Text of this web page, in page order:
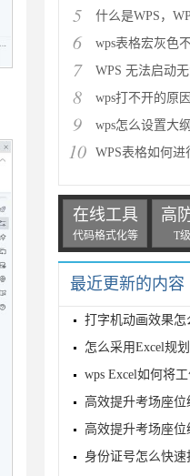
5 什么是WPS，
6 wps表格宏灰色不能使
7 WPS 无法启动无法
8 wps打不开的原
9 wps怎么设置大纲
10 WPS表格如何进
在线工具
代码格式化等
高
T
最近更新的内容